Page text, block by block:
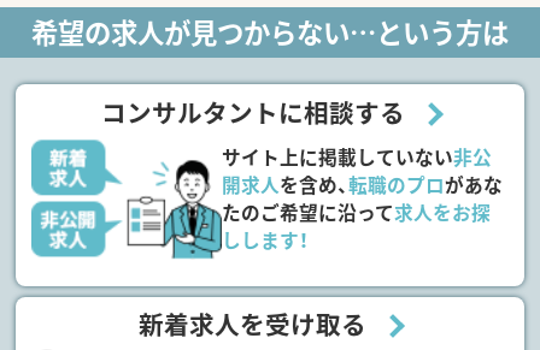
希望の求人が見つからない…という方は
コンサルタントに相談する
サイト上に掲載していない非公
開求人を含め、転職のプロがあな
たのご希望に沿って求人をお探
しします！
新着求人を受け取る